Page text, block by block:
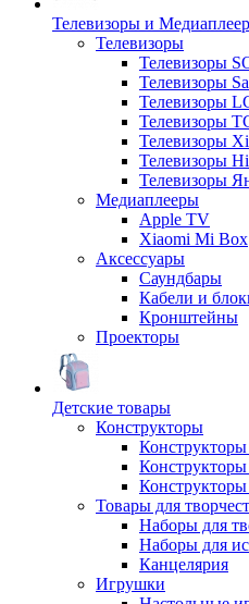
Телевизоры и
Телевизоры
Телевизоры
Телевизоры
Телевизоры
Телевизоры
Телевизоры
Телевизоры
Телевизоры
Медиаплееры
Apple TV
Xiaomi Mi Box
Аксессуары
Саундбары
Кабели и
Кронштейны
Проекторы
Детские товары
Конструкторы
Конструкторы
Товары для
Наборы для
Наборы для
Канцелярия
Игрушки